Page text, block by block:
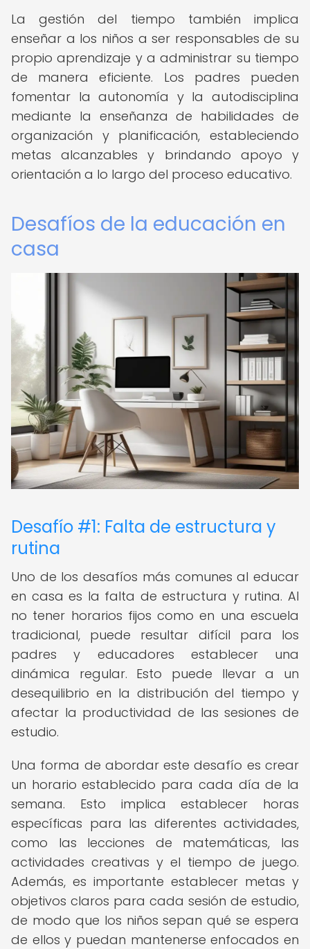
La gestión del tiempo también implica
enseñar a los niños a ser responsables de su
propio aprendizaje y a administrar su tiempo
de manera eficiente. Los padres pueden
fomentar la autonomía y la autodisciplina
mediante la enseñanza de habilidades de
organización y planificación, estableciendo
metas alcanzables y brindando apoyo y
orientación a lo largo del proceso educativo.
Desafíos de la educación en
casa
Desafío #1: Falta de estructura y
rutina
Uno de los desafíos más comunes al educar
en casa es la falta de estructura y rutina. Al
no tener horarios fijos como en una escuela
tradicional, puede resultar difícil para los
padres y educadores establecer una
dinámica regular. Esto puede llevar a un
desequilibrio en la distribución del tiempo y
afectar la productividad de las sesiones de
estudio.
Una forma de abordar este desafío es crear
un horario establecido para cada día de la
semana. Esto implica establecer horas
específicas para las diferentes actividades,
como las lecciones de matemáticas, las
actividades creativas y el tiempo de juego.
Además, es importante establecer metas y
objetivos claros para cada sesión de estudio,
de modo que los niños sepan qué se espera
de ellos y puedan mantenerse enfocados en